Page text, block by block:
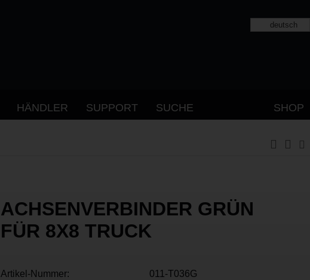
deutsch
HÄNDLER SUPPORT SUCHE SHOP
ACHSENVERBINDER GRÜN
FÜR 8X8 TRUCK
Artikel-Nummer:
011-T036G